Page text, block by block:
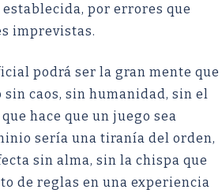
por errores que
imprevistas.
podrá ser la gran mente que
caos, sin humanidad, sin el
hace que un juego sea
sería una tiranía del orden,
sin alma, sin la chispa que
de reglas en una experiencia